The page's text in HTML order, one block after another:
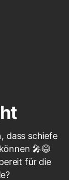
dass schiefe
🎤😂
für die